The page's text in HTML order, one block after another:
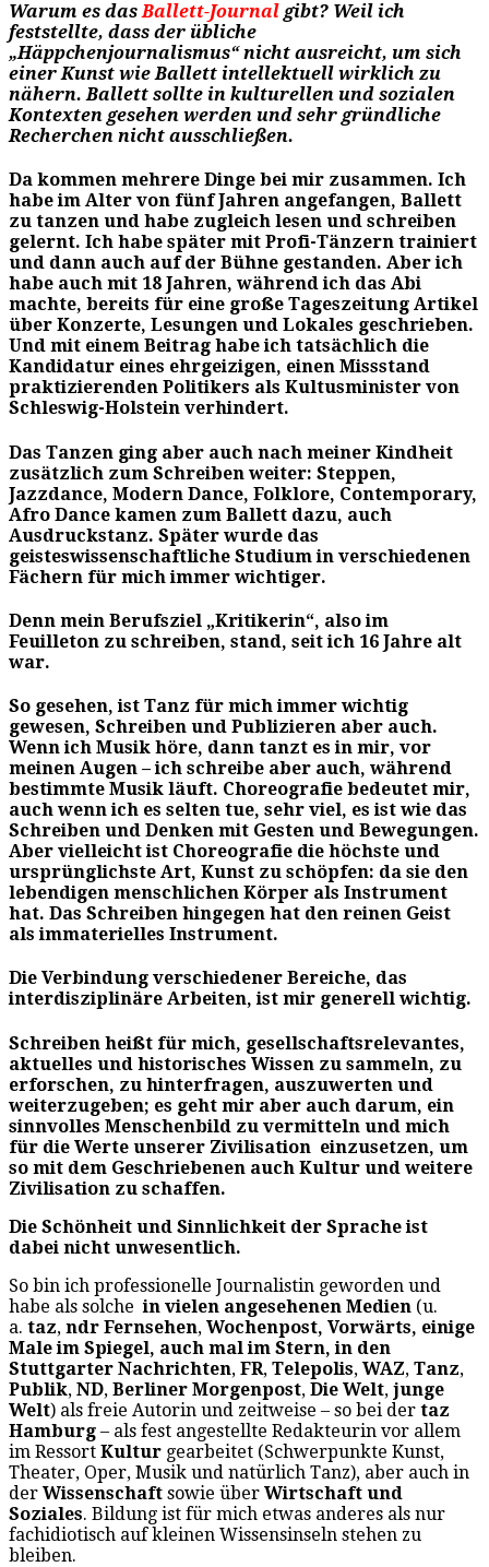
Warum es dasBallett-Journal gibt? Weil ich
feststellte, dass der übliche
„Häppchenjournalismus“ nicht ausreicht, um sich
einer Kunst wie Ballett intellektuell wirklich zu
nähern. Ballett sollte in kulturellen und sozialen
Kontexten gesehen werden und sehr gründliche
Recherchen nicht ausschließen.
Da kommen mehrere Dinge bei mir zusammen. Ich
habe im Alter von fünf Jahren angefangen, Ballett
zu tanzen und habe zugleich lesen und schreiben
gelernt. Ich habe später mit Profi-Tänzern trainiert
und dann auch auf der Bühne gestanden. Aber ich
habe auch mit 18 Jahren, während ich das Abi
machte, bereits für eine große Tageszeitung Artikel
über Konzerte, Lesungen und Lokales geschrieben.
Und mit einem Beitrag habe ich tatsächlich die
Kandidatur eines ehrgeizigen, einen Missstand
praktizierenden Politikers als Kultusminister von
Schleswig-Holstein verhindert.
Das Tanzen ging aber auch nach meiner Kindheit
zusätzlich zum Schreiben weiter: Steppen,
Jazzdance, Modern Dance, Folklore, Contemporary,
Afro Dance kamen zum Ballett dazu, auch
Ausdruckstanz. Später wurde das
geisteswissenschaftliche Studium in verschiedenen
Fächern für mich immer wichtiger.
Denn mein Berufsziel „Kritikerin“, also im
Feuilleton zu schreiben, stand, seit ich 16 Jahre alt
war.
So gesehen, ist Tanz für mich immer wichtig
gewesen, Schreiben und Publizieren aber auch.
Wenn ich Musik höre, dann tanzt es in mir, vor
meinen Augen – ich schreibe aber auch, während
bestimmte Musik läuft. Choreografie bedeutet mir,
auch wenn ich es selten tue, sehr viel, es ist wie das
Schreiben und Denken mit Gesten und Bewegungen.
Aber vielleicht ist Choreografie die höchste und
ursprünglichste Art, Kunst zu schöpfen: da sie den
lebendigen menschlichen Körper als Instrument
hat. Das Schreiben hingegen hat den reinen Geist
als immaterielles Instrument.
Die Verbindung verschiedener Bereiche, das
interdisziplinäre Arbeiten, ist mir generell wichtig.
Schreiben heißt für mich, gesellschaftsrelevantes,
aktuelles und historisches Wissen zu sammeln, zu
erforschen, zu hinterfragen, auszuwerten und
weiterzugeben; es geht mir aber auch darum, ein
sinnvolles Menschenbild zu vermitteln und mich
für die Werte unserer Zivilisation einzusetzen, um
so mit dem Geschriebenen auch Kultur und weitere
Zivilisation zu schaffen.
Die Schönheit und Sinnlichkeit der Sprache ist
dabei nicht unwesentlich.
So bin ich professionelle Journalistin geworden und
habe als solchein vielen angesehenen Medien (u.
a. taz, ndr Fernsehen, Wochenpost, Vorwärts, einige
Male im Spiegel, auch mal im Stern, in den
Stuttgarter Nachrichten, FR, Telepolis, WAZ, Tanz,
Publik, ND, Berliner Morgenpost, Die Welt, junge
Welt) als freie Autorin und zeitweise – so bei der taz
Hamburg – als fest angestellte Redakteurin vor allem
im Ressort Kultur gearbeitet (Schwerpunkte Kunst,
Theater, Oper, Musik und natürlich Tanz), aber auch in
der Wissenschaft sowie über Wirtschaft und
Soziales. Bildung ist für mich etwas anderes als nur
fachidiotisch auf kleinen Wissensinseln stehen zu
bleiben.